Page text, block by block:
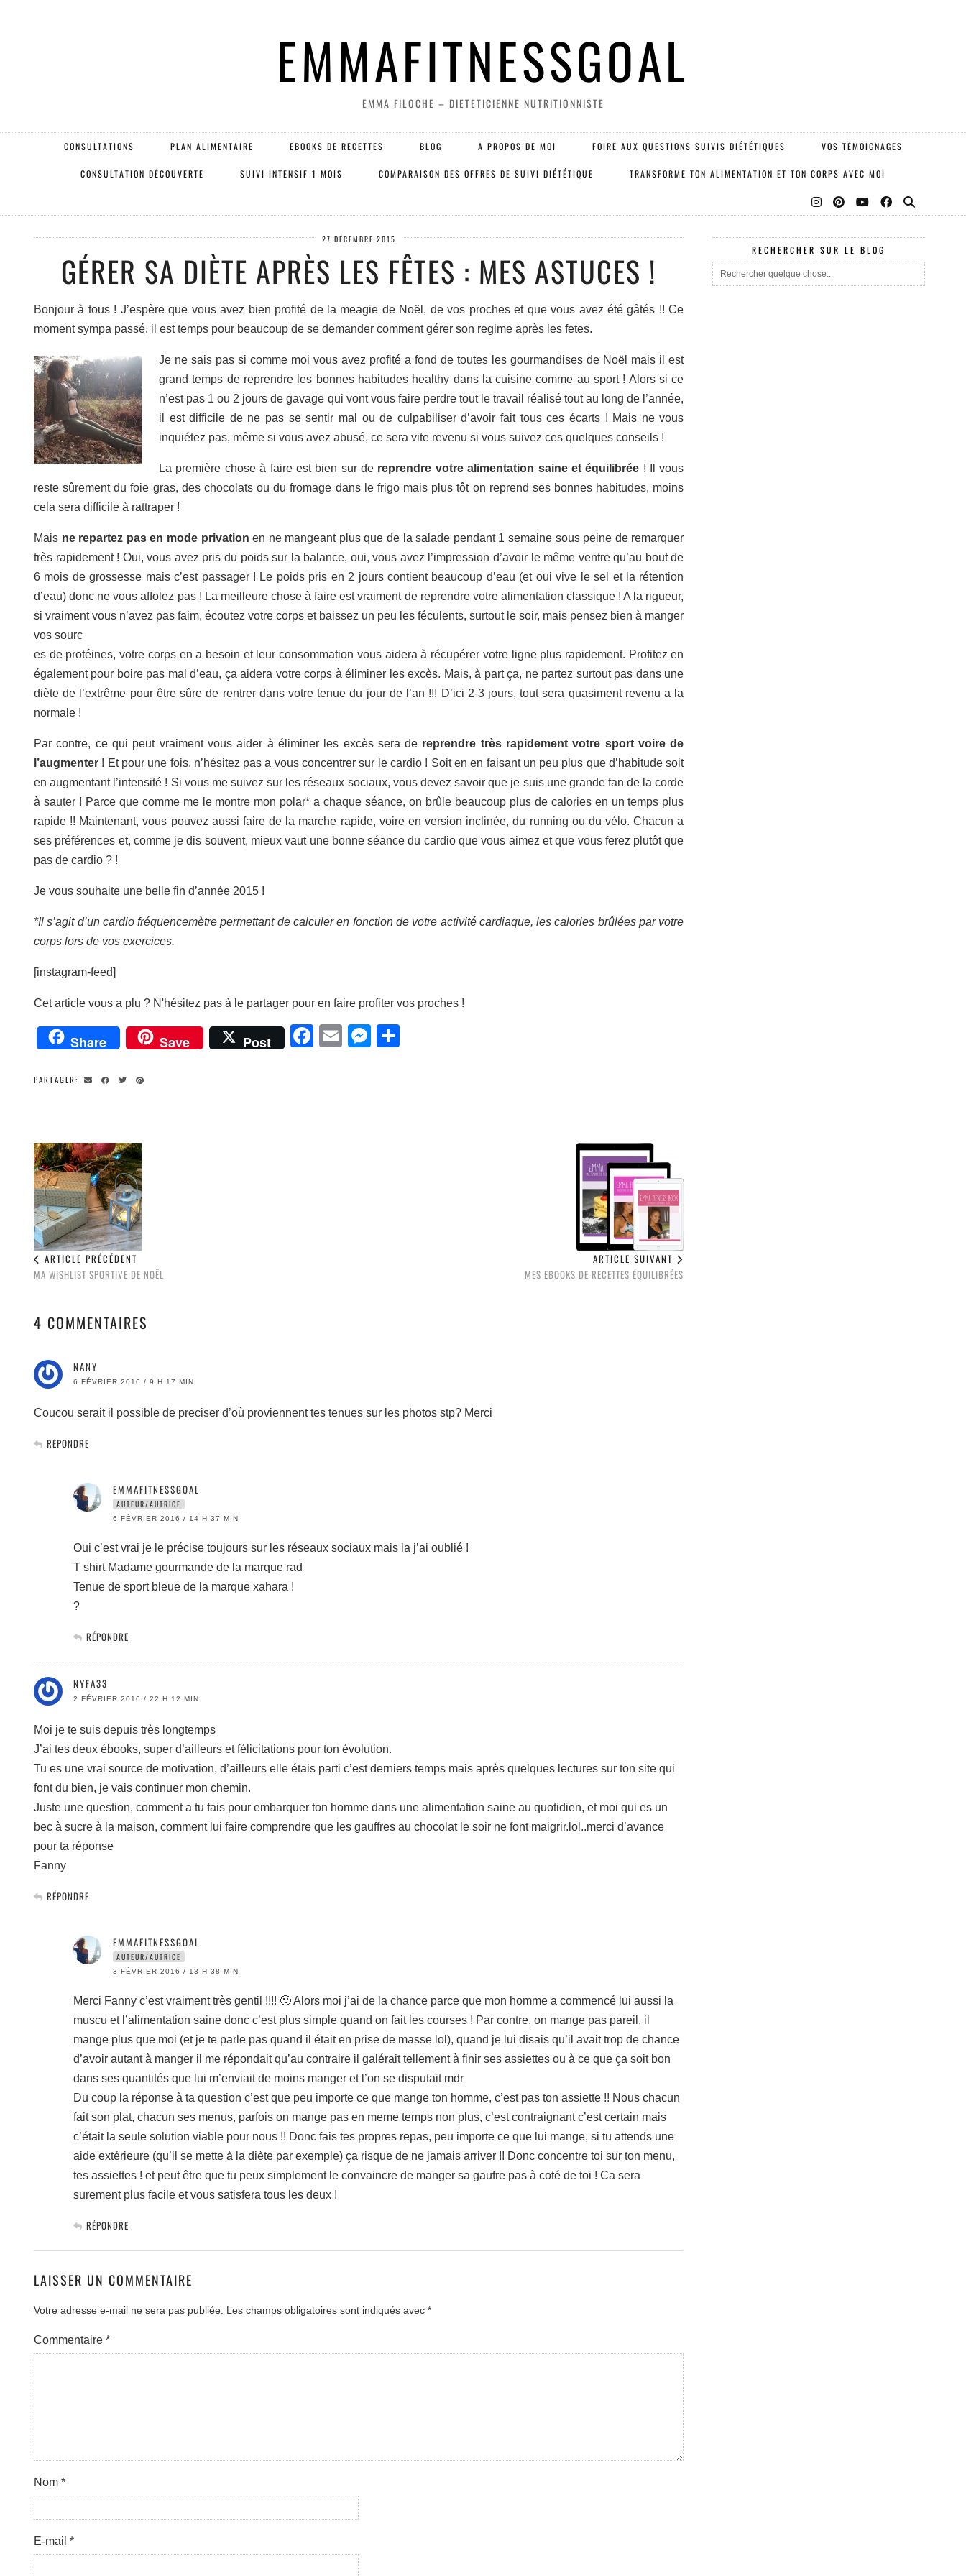
EMMAFITNESSGOAL
EMMA FILOCHE – DIETETICIENNE NUTRITIONNISTE
CONSULTATIONS PLAN ALIMENTAIRE EBOOKS DE RECETTES BLOG A PROPOS DE MOI FOIRE AUX QUESTIONS SUIVIS DIÉTÉTIQUES VOS TÉMOIGNAGES
CONSULTATION DÉCOUVERTE SUIVI INTENSIF 1 MOIS COMPARAISON DES OFFRES DE SUIVI DIÉTÉTIQUE TRANSFORME TON ALIMENTATION ET TON CORPS AVEC MOI
27 DÉCEMBRE 2015
GÉRER SA DIÈTE APRÈS LES FÊTES : MES ASTUCES !
Bonjour à tous ! J’espère que vous avez bien profité de la meagie de Noël, de vos proches et que vous avez été gâtés !! Ce
moment sympa passé, il est temps pour beaucoup de se demander comment gérer son regime après les fetes.
Je ne sais pas si comme moi vous avez profité a fond de toutes les gourmandises de Noël mais il est
grand temps de reprendre les bonnes habitudes healthy dans la cuisine comme au sport ! Alors si ce
n’est pas 1 ou 2 jours de gavage qui vont vous faire perdre tout le travail réalisé tout au long de l’année,
il est difficile de ne pas se sentir mal ou de culpabiliser d’avoir fait tous ces écarts ! Mais ne vous
inquiétez pas, même si vous avez abusé, ce sera vite revenu si vous suivez ces quelques conseils !
La première chose à faire est bien sur de reprendre votre alimentation saine et équilibrée ! Il vous
reste sûrement du foie gras, des chocolats ou du fromage dans le frigo mais plus tôt on reprend ses bonnes habitudes, moins
cela sera difficile à rattraper !
Mais ne repartez pas en mode privation en ne mangeant plus que de la salade pendant 1 semaine sous peine de remarquer
très rapidement ! Oui, vous avez pris du poids sur la balance, oui, vous avez l’impression d’avoir le même ventre qu’au bout de
6 mois de grossesse mais c’est passager ! Le poids pris en 2 jours contient beaucoup d’eau (et oui vive le sel et la rétention
d’eau) donc ne vous affolez pas ! La meilleure chose à faire est vraiment de reprendre votre alimentation classique ! A la rigueur,
si vraiment vous n’avez pas faim, écoutez votre corps et baissez un peu les féculents, surtout le soir, mais pensez bien à manger
vos sourc
es de protéines, votre corps en a besoin et leur consommation vous aidera à récupérer votre ligne plus rapidement. Profitez en
également pour boire pas mal d’eau, ça aidera votre corps à éliminer les excès. Mais, à part ça, ne partez surtout pas dans une
diète de l’extrême pour être sûre de rentrer dans votre tenue du jour de l’an !!! D’ici 2-3 jours, tout sera quasiment revenu a la
normale !
Par contre, ce qui peut vraiment vous aider à éliminer les excès sera de reprendre très rapidement votre sport voire de
l’augmenter ! Et pour une fois, n’hésitez pas a vous concentrer sur le cardio ! Soit en en faisant un peu plus que d’habitude soit
en augmentant l’intensité ! Si vous me suivez sur les réseaux sociaux, vous devez savoir que je suis une grande fan de la corde
à sauter ! Parce que comme me le montre mon polar* a chaque séance, on brûle beaucoup plus de calories en un temps plus
rapide !! Maintenant, vous pouvez aussi faire de la marche rapide, voire en version inclinée, du running ou du vélo. Chacun a
ses préférences et, comme je dis souvent, mieux vaut une bonne séance du cardio que vous aimez et que vous ferez plutôt que
pas de cardio ? !
Je vous souhaite une belle fin d’année 2015 !
*Il s’agit d’un cardio fréquencemètre permettant de calculer en fonction de votre activité cardiaque, les calories brûlées par votre
corps lors de vos exercices.
[instagram-feed]
Cet article vous a plu ? N'hésitez pas à le partager pour en faire profiter vos proches !
Share Save Post Facebook
EmailMessenger
PARTAGER:
ARTICLE PRÉCÉDENT
MA WISHLIST SPORTIVE DE NOËL
ARTICLE SUIVANT
MES EBOOKS DE RECETTES ÉQUILIBRÉES
4 COMMENTAIRES
NANY
6 FÉVRIER 2016 / 9 H 17 MIN
Coucou serait il possible de preciser d’où proviennent tes tenues sur les photos stp? Merci
RÉPONDRE
EMMAFITNESSGOAL
AUTEUR/AUTRICE
6 FÉVRIER 2016 / 14 H 37 MIN
Oui c’est vrai je le précise toujours sur les réseaux sociaux mais la j’ai oublié !
T shirt Madame gourmande de la marque rad
Tenue de sport bleue de la marque xahara !
?
RÉPONDRE
NYFA33
2 FÉVRIER 2016 / 22 H 12 MIN
Moi je te suis depuis très longtemps
J’ai tes deux ébooks, super d’ailleurs et félicitations pour ton évolution.
Tu es une vrai source de motivation, d’ailleurs elle étais parti c’est derniers temps mais après quelques lectures sur ton site qui
font du bien, je vais continuer mon chemin.
Juste une question, comment a tu fais pour embarquer ton homme dans une alimentation saine au quotidien, et moi qui es un
bec à sucre à la maison, comment lui faire comprendre que les gauffres au chocolat le soir ne font maigrir.lol..merci d’avance
pour ta réponse
Fanny
RÉPONDRE
EMMAFITNESSGOAL
AUTEUR/AUTRICE
3 FÉVRIER 2016 / 13 H 38 MIN
Merci Fanny c’est vraiment très gentil !!!! 🙂 Alors moi j’ai de la chance parce que mon homme a commencé lui aussi la
muscu et l’alimentation saine donc c’est plus simple quand on fait les courses ! Par contre, on mange pas pareil, il
mange plus que moi (et je te parle pas quand il était en prise de masse lol), quand je lui disais qu’il avait trop de chance
d’avoir autant à manger il me répondait qu’au contraire il galérait tellement à finir ses assiettes ou à ce que ça soit bon
dans ses quantités que lui m’enviait de moins manger et l’on se disputait mdr
Du coup la réponse à ta question c’est que peu importe ce que mange ton homme, c’est pas ton assiette !! Nous chacun
fait son plat, chacun ses menus, parfois on mange pas en meme temps non plus, c’est contraignant c’est certain mais
c’était la seule solution viable pour nous !! Donc fais tes propres repas, peu importe ce que lui mange, si tu attends une
aide extérieure (qu’il se mette à la diète par exemple) ça risque de ne jamais arriver !! Donc concentre toi sur ton menu,
tes assiettes ! et peut être que tu peux simplement le convaincre de manger sa gaufre pas à coté de toi ! Ca sera
surement plus facile et vous satisfera tous les deux !
RÉPONDRE
LAISSER UN COMMENTAIRE
Votre adresse e-mail ne sera pas publiée. Les champs obligatoires sont indiqués avec *
Commentaire *
Nom *
E-mail *
RECHERCHER SUR LE BLOG